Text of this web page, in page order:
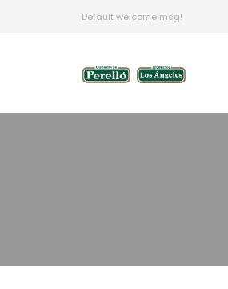
Default welcome msg!